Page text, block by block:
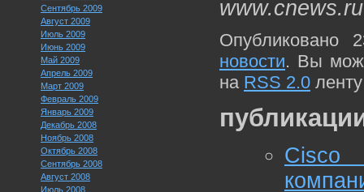
Сентябрь 2009
Август 2009
Июль 2009
Июнь 2009
Май 2009
Апрель 2009
Март 2009
Февраль 2009
Январь 2009
Декабрь 2008
Ноябрь 2008
Октябрь 2008
Сентябрь 2008
Август 2008
Июль 2008
www.cnews.ru
Опубликовано
новости. Вы
на RSS 2.0
Cisco